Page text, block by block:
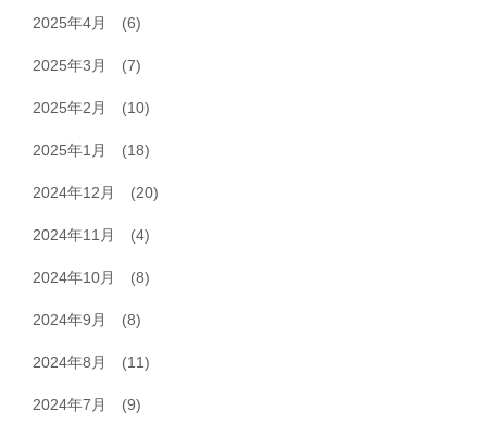
2025年4月 (6)
2025年3月 (7)
2025年2月 (10)
2025年1月 (18)
2024年12月 (20)
2024年11月 (4)
2024年10月 (8)
2024年9月 (8)
2024年8月 (11)
2024年7月 (9)